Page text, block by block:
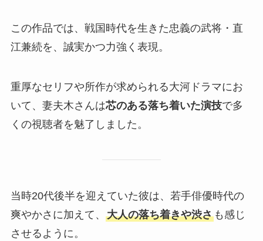
この作品では、戦国時代を生きた忠義の武将・直
江兼続を、誠実かつ力強く表現。
重厚なセリフや所作が求められる大河ドラマにお
いて、妻夫木さんは芯のある落ち着いた演技で多
くの視聴者を魅了しました。
当時20代後半を迎えていた彼は、若手俳優時代の
爽やかさに加えて、 大人の落ち着きや渋さも感じ
させるように。